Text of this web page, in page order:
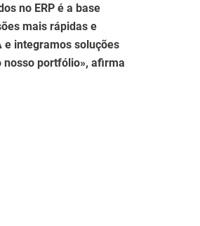
no ERP é a base
mais rápidas e
e integramos soluções
portfólio», afirma